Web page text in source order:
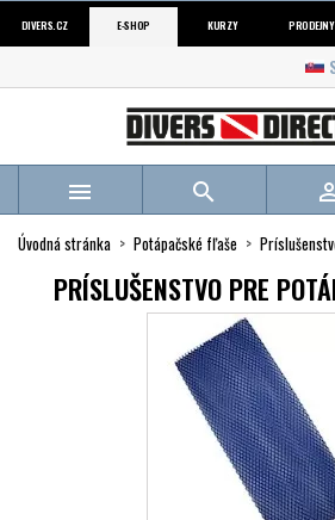
DIVERS.CZ E-SHOP KURZY PRODEJNY
 
Úvodná stránka Potápačské fľaše
PRÍSLUŠENSTVO PRE